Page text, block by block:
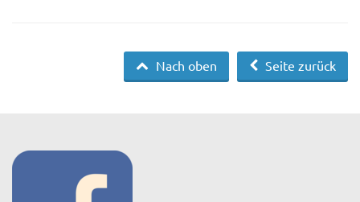
Seite zurück
Nach oben